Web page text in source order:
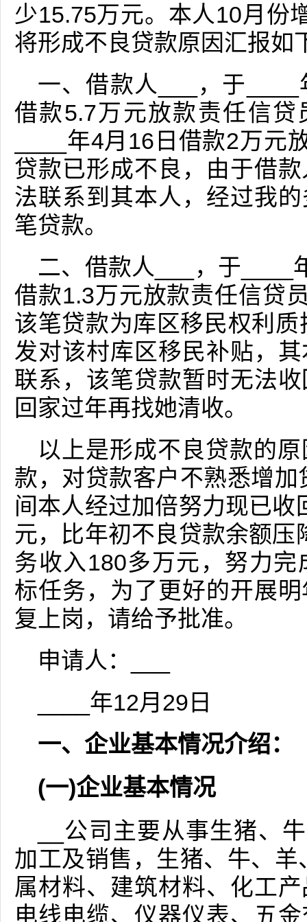
少15.75万元。本人10月份
将形成不良贷款原因汇报如
一、借款人___，于
借款5.7万元放款责任信
____年4月16日借款2万元
贷款已形成不良，由于借
法联系到其本人，经过我
笔贷款。
二、借款人___，于____
借款1.3万元放款责任信贷
该笔贷款为库区移民权利
发对该村库区移民补贴，
联系，该笔贷款暂时无法
回家过年再找她清收。
以上是形成不良贷款的
款，对贷款客户不熟悉增
间本人经过加倍努力现已
元，比年初不良贷款余额
务收入180多万元，努力
标任务，为了更好的开展
复上岗，请给予批准。
申请人：___
____年12月29日
一、企业基本情况介绍：
(一)企业基本情况
__公司主要从事生猪、
加工及销售，生猪、牛、
属材料、建筑材料、化工
电线电缆、仪器仪表、五